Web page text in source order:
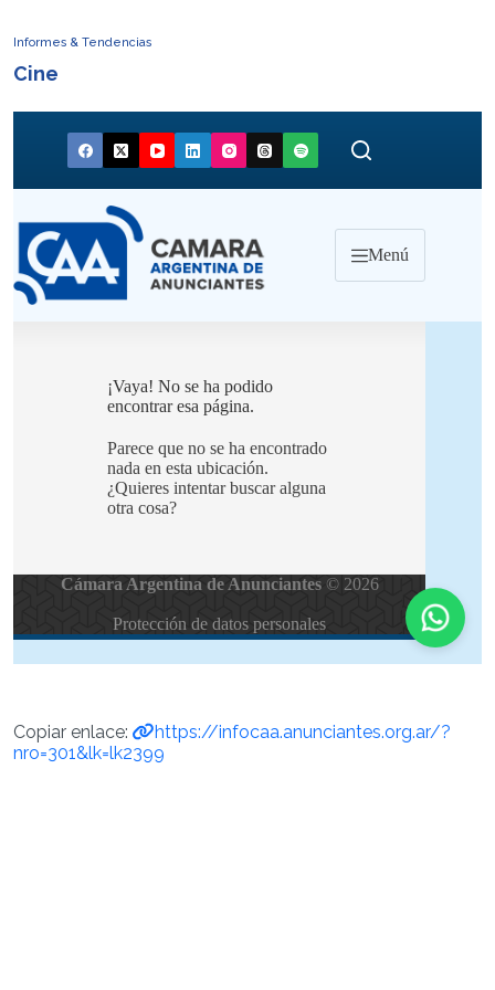
Informes & Tendencias
Cine
Copiar enlace:
https://infocaa.anunciantes.org.ar/?
nro=301&lk=lk2399